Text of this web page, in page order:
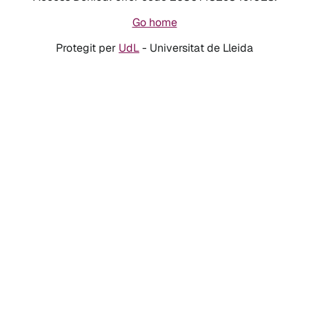
Go home
Protegit per UdL- Universitat de Lleida